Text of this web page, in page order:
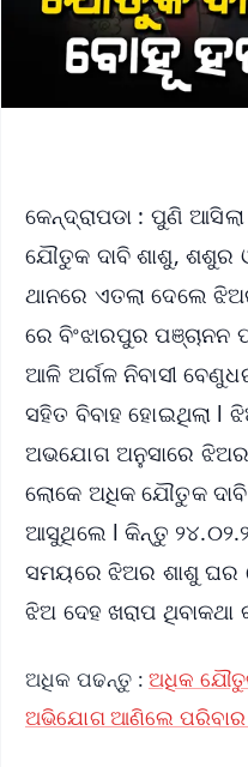
କେନ୍ଦ୍ରାପଡା : ପୁଣି
ଯୌତୁକ ଦାବି ଶାଶୁ, ଶଶୁର
ଥାନରେ ଏତଲା ଦେଲେ
ରେ ବିଂଝାରପୁର
ଆଳି ଅର୍ଗଳ ନିବାସୀ
ସହିତ ବିବାହ ହୋଇଥିଲା l
ଅଭଯୋଗ ଅନୁସାରେ
ଲୋକେ ଅଧିକ ଯୌତୁକ
ଆସୁଥିଲେ l କିନ୍ତୁ
ସମୟରେ ଝିଅର ଶାଶୁ
ଝିଅ ଦେହ ଖରାପ ଥିବାକଥା
ଅଧିକ ପଢନ୍ତୁ : ଅଧିକ
ଅଭିଯୋଗ ଆଣିଲେ ପରିବାର